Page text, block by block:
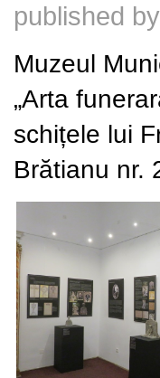
published by
Muzeul
„Arta
schițele lui
Brătianu nr.